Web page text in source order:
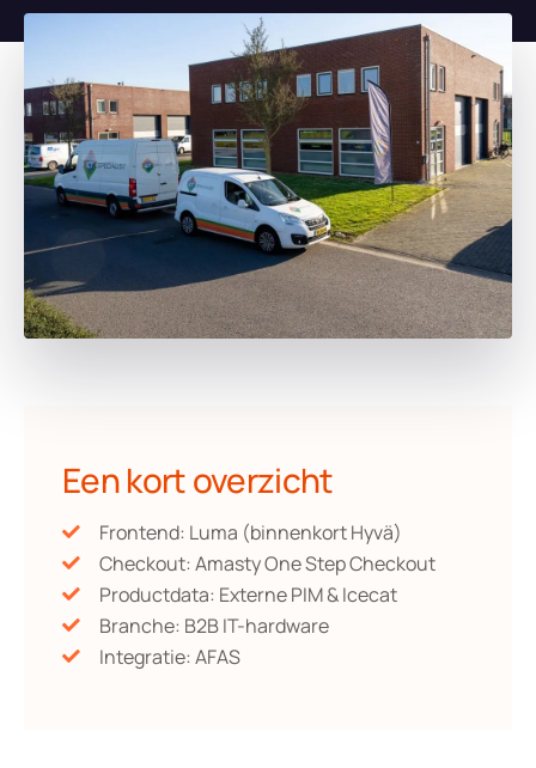
Een kort overzicht
Frontend: Luma (binnenkort Hyvä)
Checkout: Amasty One Step Checkout
Productdata: Externe PIM & Icecat
Branche: B2B IT-hardware
Integratie: AFAS